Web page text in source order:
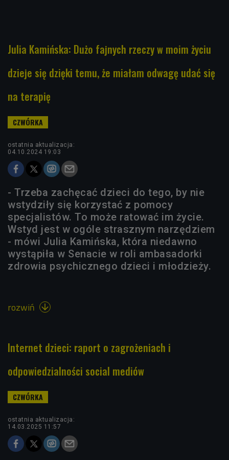
Julia Kamińska: Dużo fajnych rzeczy w moim życiu
dzieje się dzięki temu, że miałam odwagę udać się
na terapię
ostatnia aktualizacja:
04.10.2024 19:03
- Trzeba zachęcać dzieci do tego, by nie
wstydziły się korzystać z pomocy
specjalistów. To może ratować im życie.
Wstyd jest w ogóle strasznym narzędziem
- mówi Julia Kamińska, która niedawno
wystąpiła w Senacie w roli ambasadorki
zdrowia psychicznego dzieci i młodzieży.
rozwiń 
Internet dzieci: raport o zagrożeniach i
odpowiedzialności social mediów
ostatnia aktualizacja:
14.03.2025 11:57